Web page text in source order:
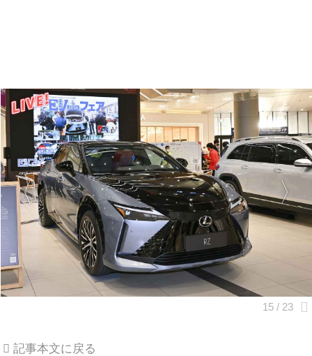
記事本文に戻る